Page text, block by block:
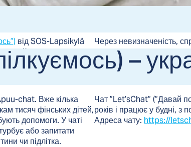
–
дітей українською мовою
від SOS-Lapsikylä
поговорити з
або обговорити
chat. Вже кілька
тисяч фінських дітей,
допомоги. У чаті
або запитати
чи підлітка.
Через невизначеність,
звертаються до послуг
шукає підтримки, щоб
страху, тривоги та
Чат ”Let’sChat” (”Давай
років і працює у будні, з
Адреса чату: https://